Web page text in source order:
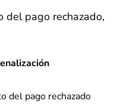
del pago rechazado,
del pago rechazado